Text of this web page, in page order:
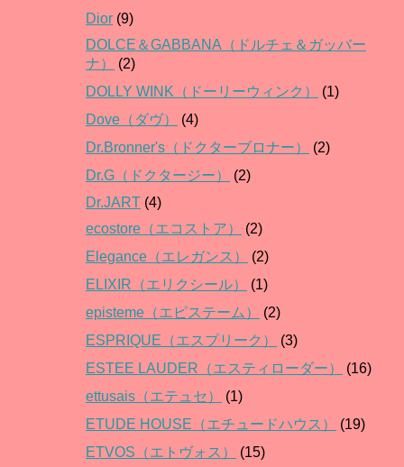
Dior (9)
DOLCE＆GABBANA（ドルチェ＆ガッバー
ナ）
(2)
DOLLY WINK（ドーリーウィンク）
(1)
Dove（ダヴ）
(4)
Dr.Bronner's（ドクターブロナー）
(2)
Dr.G（ドクタージー）
(2)
Dr.JART (4)
ecostore（エコストア）
(2)
Elegance（エレガンス）
(2)
ELIXIR（エリクシール）
(1)
episteme（エピステーム）
(2)
ESPRIQUE（エスプリーク）
(3)
ESTEE LAUDER（エスティローダー）
(16)
ettusais（エテュセ）
(1)
ETUDE HOUSE（エチュードハウス）
(19)
ETVOS（エトヴォス）
(15)